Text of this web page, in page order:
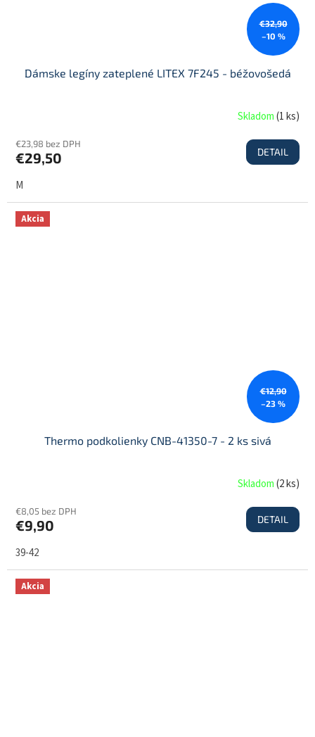
€32,90
–10 %
Dámske legíny zateplené LITEX 7F245 - béžovošedá
Skladom(1 ks)
€23,98 bez DPH
€29,50 DETAIL
M
Akcia
€12,90
–23 %
Thermo podkolienky CNB-41350-7 - 2 ks sivá
Skladom(2 ks)
€8,05 bez DPH
€9,90 DETAIL
39-42
Akcia